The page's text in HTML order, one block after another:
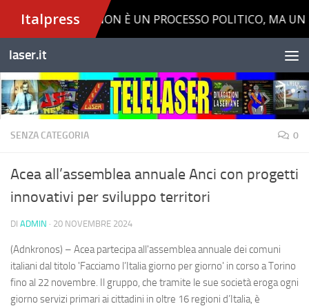
Salta al contenuto
laser.it
SENZA CATEGORIA 0
Acea all’assemblea annuale Anci con progetti
innovativi per sviluppo territori
DI ADMIN · 20 NOVEMBRE 2024
(Adnkronos) – Acea partecipa all'assemblea annuale dei comuni
italiani dal titolo 'Facciamo l’Italia giorno per giorno' in corso a Torino
fino al 22 novembre. Il gruppo, che tramite le sue società eroga ogni
giorno servizi primari ai cittadini in oltre 16 regioni d’Italia, è